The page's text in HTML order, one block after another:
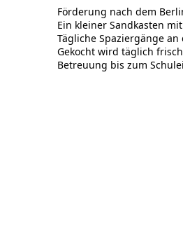
Förderung nach dem
Ein kleiner Sandkasten
Tägliche Spaziergänge
Gekocht wird täglich
Betreuung bis zum